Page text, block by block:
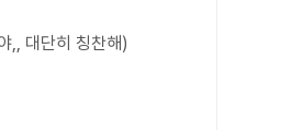
,, 대단히 칭찬해)